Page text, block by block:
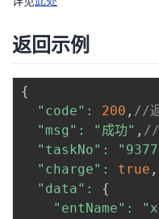
返回示例
{
"code" : 200 , //返
"msg" : "成功" , //
"taskNo" :
"charge" : true ,
"data" :
{
"entName" :